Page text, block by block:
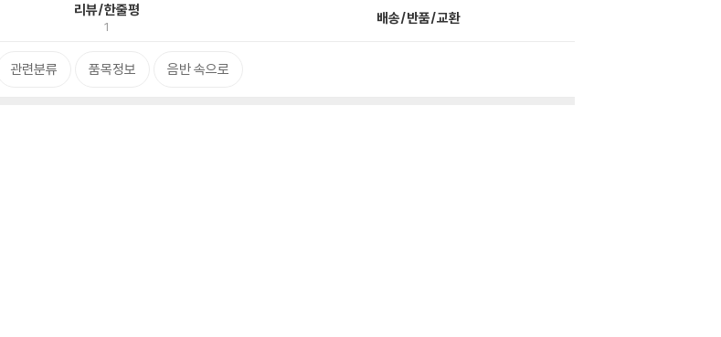
리뷰/한줄평
1 배송/반품/교환
관련분류 품목정보 음반 속으로